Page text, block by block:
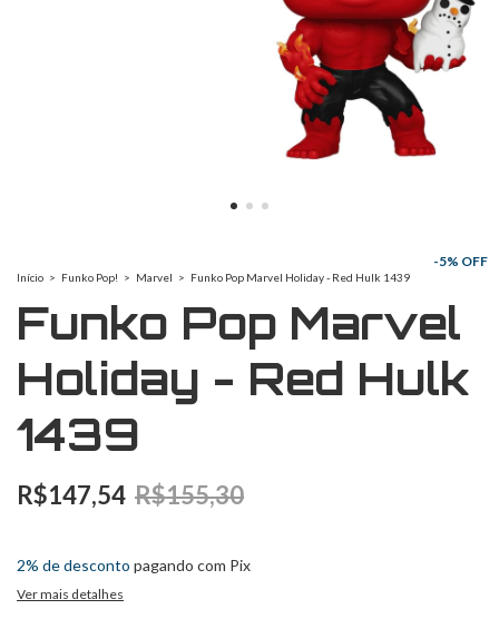
Início > Funko Pop! > Marvel > Funko Pop Marvel Holiday - Red Hulk 1439
Funko Pop Marvel
Holiday - Red Hulk
1439
-5% OFF
R$147,54 R$155,30
2% de desconto pagando com Pix
Ver mais detalhes